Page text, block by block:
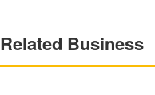
Related Business